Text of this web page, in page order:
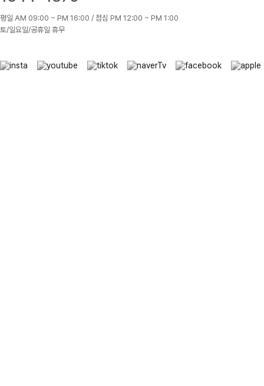
평일 AM 09:00 ~ PM 16:00 / 점심 PM 12:00 ~ PM 1:00
토/일요일/공휴일 휴무